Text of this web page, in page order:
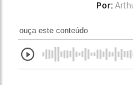
Por:
ouça este conteúdo